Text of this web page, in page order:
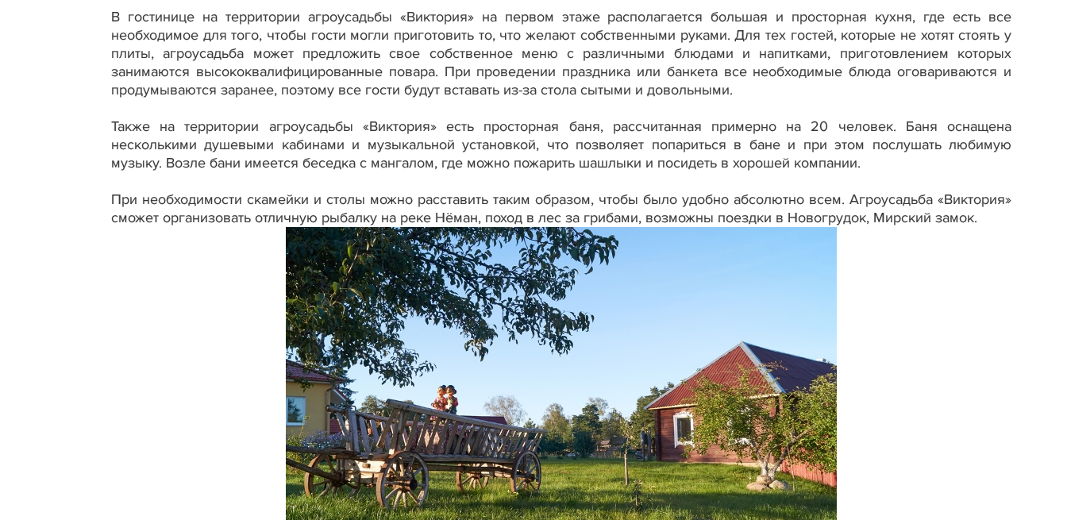
В гостинице на территории агроусадьбы «Виктория» на первом этаже располагается большая и просторная кухня, где есть все
необходимое для того, чтобы гости могли приготовить то, что желают собственными руками. Для тех гостей, которые не хотят стоять у
плиты, агроусадьба может предложить свое собственное меню с различными блюдами и напитками, приготовлением которых
занимаются высококвалифицированные повара. При проведении праздника или банкета все необходимые блюда оговариваются и
продумываются заранее, поэтому все гости будут вставать из-за стола сытыми и довольными.
Также на территории агроусадьбы «Виктория» есть просторная баня, рассчитанная примерно на 20 человек. Баня оснащена
несколькими душевыми кабинами и музыкальной установкой, что позволяет попариться в бане и при этом послушать любимую
музыку. Возле бани имеется беседка с мангалом, где можно пожарить шашлыки и посидеть в хорошей компании.
При необходимости скамейки и столы можно расставить таким образом, чтобы было удобно абсолютно всем. Агроусадьба «Виктория»
сможет организовать отличную рыбалку на реке Нёман, поход в лес за грибами, возможны поездки в Новогрудок, Мирский замок.